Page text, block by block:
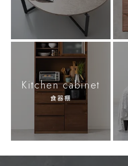
Kitchen cabinet
食器棚